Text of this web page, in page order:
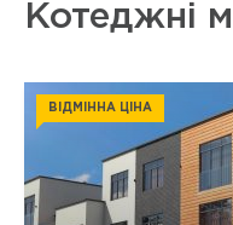
Котеджні
ВІДМІННА ЦІНА